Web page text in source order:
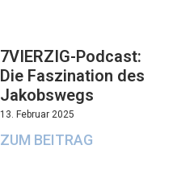
7VIERZIG-Podcast:
Die Faszination des
Jakobswegs
13. Februar 2025
ZUM BEITRAG